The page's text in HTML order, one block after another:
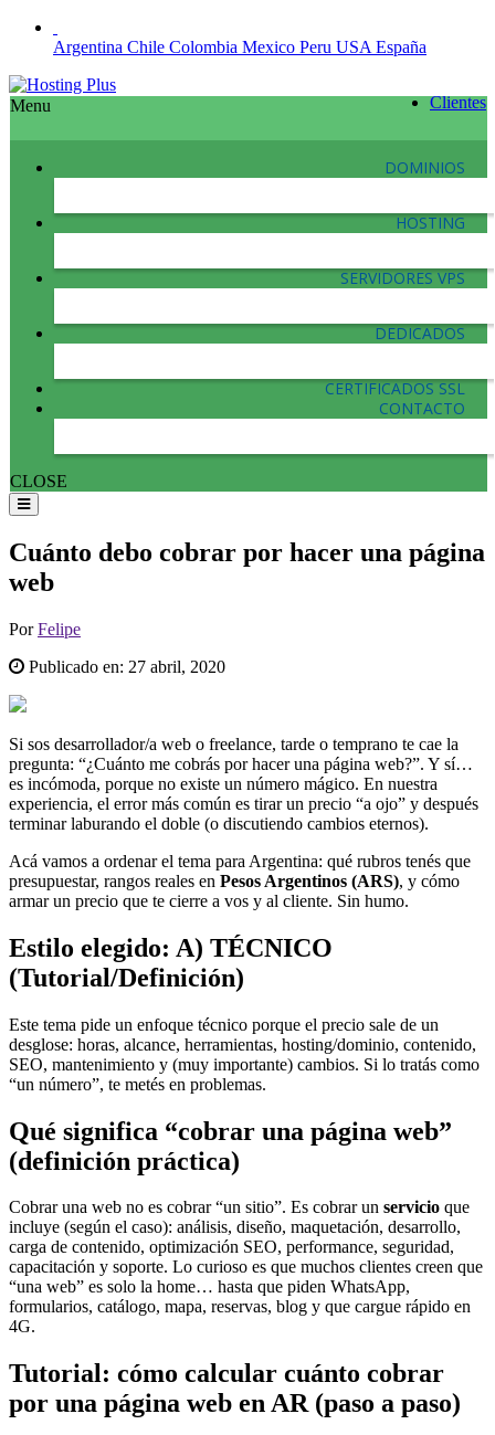
Argentina Chile Colombia Mexico Peru USA España
Clientes
Menu
DOMINIOS
HOSTING
SERVIDORES VPS
DEDICADOS
CERTIFICADOS SSL
CONTACTO
CLOSE
Cuánto debo cobrar por hacer una página
web
PorFelipe
Publicado en: 27 abril, 2020
Si sos desarrollador/a web o freelance, tarde o temprano te cae la
pregunta: “¿Cuánto me cobrás por hacer una página web?”. Y sí…
es incómoda, porque no existe un número mágico. En nuestra
experiencia, el error más común es tirar un precio “a ojo” y después
terminar laburando el doble (o discutiendo cambios eternos).
Acá vamos a ordenar el tema para Argentina: qué rubros tenés que
presupuestar, rangos reales en Pesos Argentinos (ARS), y cómo
armar un precio que te cierre a vos y al cliente. Sin humo.
Estilo elegido: A) TÉCNICO
(Tutorial/Definición)
Este tema pide un enfoque técnico porque el precio sale de un
desglose: horas, alcance, herramientas, hosting/dominio, contenido,
SEO, mantenimiento y (muy importante) cambios. Si lo tratás como
“un número”, te metés en problemas.
Qué significa “cobrar una página web”
(definición práctica)
Cobrar una web no es cobrar “un sitio”. Es cobrar un servicio que
incluye (según el caso): análisis, diseño, maquetación, desarrollo,
carga de contenido, optimización SEO, performance, seguridad,
capacitación y soporte. Lo curioso es que muchos clientes creen que
“una web” es solo la home… hasta que piden WhatsApp,
formularios, catálogo, mapa, reservas, blog y que cargue rápido en
4G.
Tutorial: cómo calcular cuánto cobrar
por una página web en AR (paso a paso)